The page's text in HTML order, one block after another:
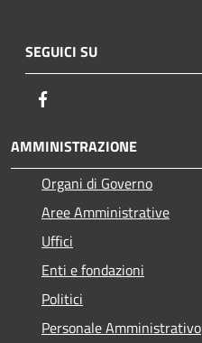
SEGUICI SU
AMMINISTRAZIONE
Organi di Governo
Aree Amministrative
Uffici
Enti e fondazioni
Politici
Personale Amministrativo